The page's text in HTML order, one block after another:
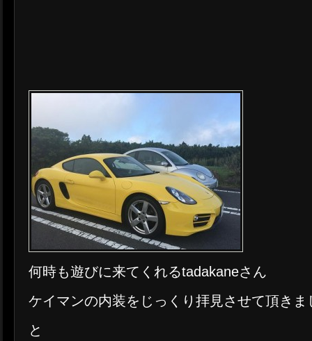
何時も遊びに来てくれるtadakaneさん
ケイマンの内装をじっくり拝見させて頂きま
と